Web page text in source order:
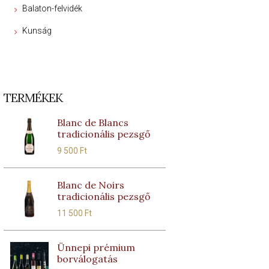
Balaton-felvidék
Kunság
TERMÉKEK
Blanc de Blancs
tradicionális pezsgő
9 500 Ft
Blanc de Noirs
tradicionális pezsgő
11 500 Ft
Ünnepi prémium
borválogatás